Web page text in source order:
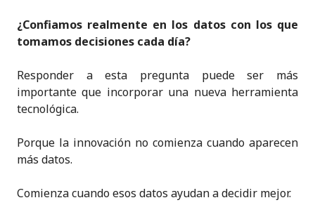
¿Confiamos realmente en los datos con los que
tomamos decisiones cada día?
Responder a esta pregunta puede ser más
importante que incorporar una nueva herramienta
tecnológica.
Porque la innovación no comienza cuando aparecen
más datos.
Comienza cuando esos datos ayudan a decidir mejor.